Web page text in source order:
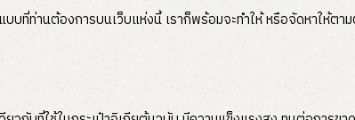
บที่ท่านต้องการบนเว็บแห่งนี้ เราก็พร้อมจะทำให้ หรือจัดหาให้ต